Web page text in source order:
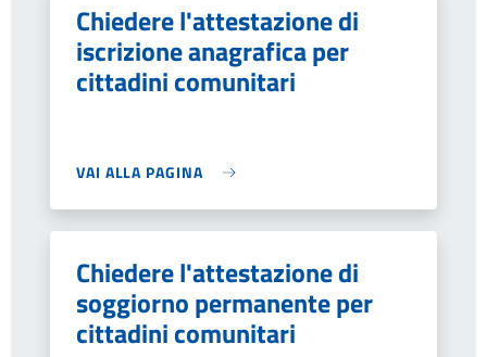
Chiedere l'attestazione di
iscrizione anagrafica per
cittadini comunitari
VAI ALLA PAGINA
Chiedere l'attestazione di
soggiorno permanente per
cittadini comunitari